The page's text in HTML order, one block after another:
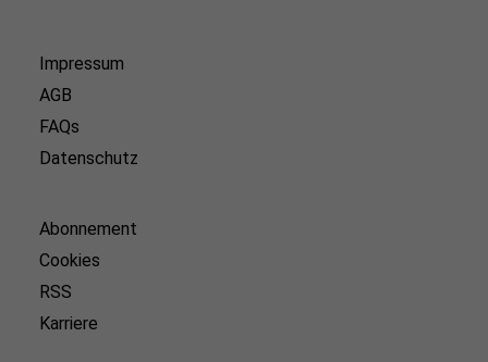
Impressum
AGB
FAQs
Datenschutz
Abonnement
Cookies
RSS
Karriere